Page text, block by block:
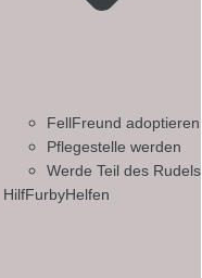
FellFreund adoptieren
Pflegestelle werden
Werde Teil des Rudels
HilfFurbyHelfen